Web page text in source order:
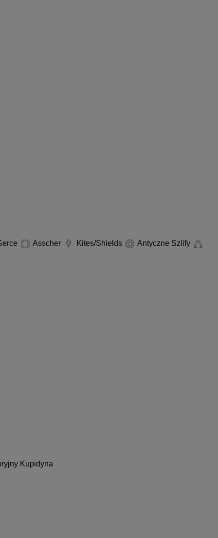
Asscher Kites/Shields Antyczne Szlify
Kupidyna